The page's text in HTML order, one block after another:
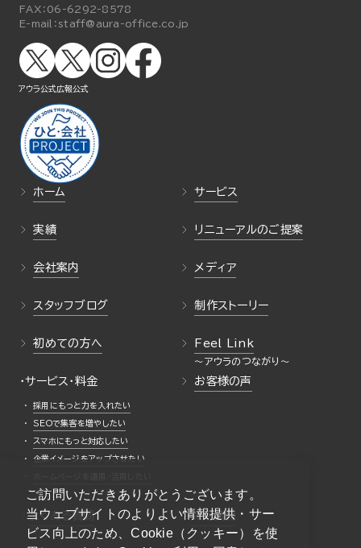
ご訪問いただきありがとうございます。
当ウェブサイトのよりよい情報提供・サー
ビス向上のため、Cookie（クッキー）を使
ホーム サービス
実績 リニューアルのご提案
会社案内 メディア
スタッフブログ 制作ストーリー
初めての方へ Feel Link
・サービス・料金
採用にもっと力を入れたい
SEOで集客を増やしたい
スマホにもっと対応したい
企業イメージをアップさせたい
お客様の声
よくある質問 採用情報
FAX： 06-6292-8578
E-mail： staff@aura-office.co.jp
アウラ公式 広報公式